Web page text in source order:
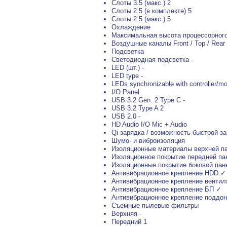
Слоты 3.5 (макс.) 2
Слоты 2.5 (в комплекте) 5
Слоты 2.5 (макс.) 5
Охлаждение
Максимальная высота
Воздушные каналы Front / Top / Rear
Подсветка
Светодиодная подсветка -
LED (шт.) -
LED type -
LEDs synchronizable with controller/
I/O Panel
USB 3.2 Gen. 2 Type C -
USB 3.2 Type A 2
USB 2.0 -
HD Audio I/O Mic + Audio
Qi зарядка / возможность быстрой
Шумо- и виброизоляция
Изоляционные материалы верхней
Изоляционное покрытие передней
Изоляционные покрытие боковой
Антивибрационное крепление HDD ✓
Антивибрационное крепление
Антивибрационное крепление БП ✓
Антивибрационное крепление
Съемные пылевые фильтры
Верхняя -
Передний 1